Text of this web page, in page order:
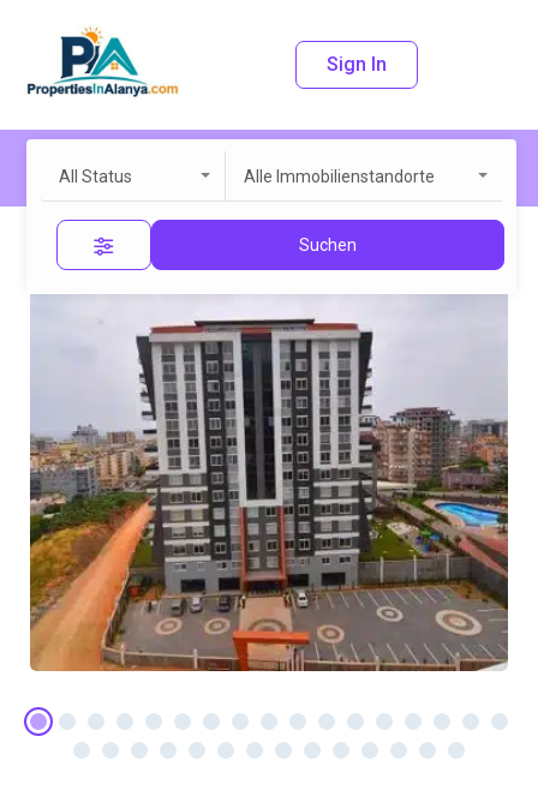
Sign In
All Status Alle Immobilienstandorte
Suchen